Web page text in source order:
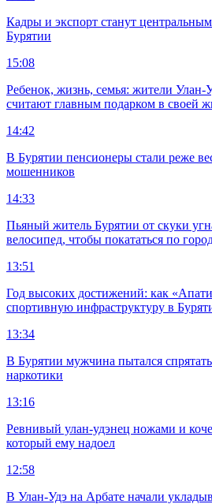
Кадры и экспорт станут
Бурятии
15:08
Ребенок, жизнь, семья: жители Улан-
считают главным подарком в своей
14:42
В Бурятии пенсионеры стали реже
мошенников
14:33
Пьяный житель Бурятии от скуки
велосипед, чтобы покататься по
13:51
Год высоких достижений: как
спортивную инфраструктуру в
13:34
В Бурятии мужчина пытался
наркотики
13:16
Ревнивый улан-удэнец ножами и
который ему надоел
12:58
В Улан-Удэ на Арбате начали